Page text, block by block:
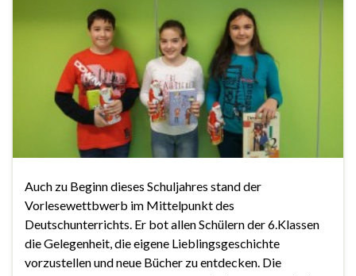
Auch zu Beginn dieses Schuljahres stand der
Vorlesewettbwerb im Mittelpunkt des
Deutschunterrichts. Er bot allen Schülern der 6.Klassen
die Gelegenheit, die eigene Lieblingsgeschichte
vorzustellen und neue Bücher zu entdecken. Die